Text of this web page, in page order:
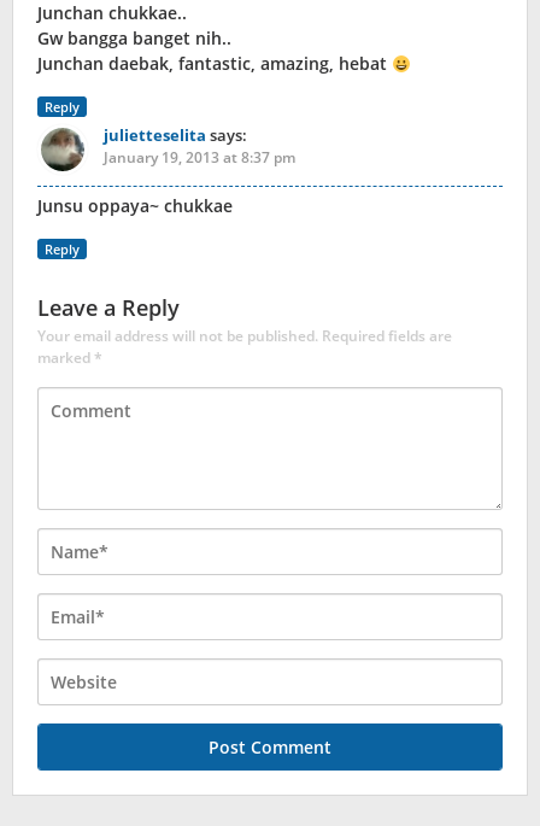
Junchan chukkae..
Gw bangga banget nih..
Junchan daebak, fantastic, amazing, hebat
Reply
julietteselita says:
January 19, 2013 at 8:37 pm
Junsu oppaya~ chukkae
Reply
Leave a Reply
Your email address will not be published. Required fields are
marked*